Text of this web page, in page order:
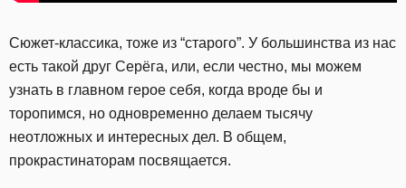
Сюжет-классика, тоже из “старого”. У большинства из нас
есть такой друг Серёга, или, если честно, мы можем
узнать в главном герое себя, когда вроде бы и
торопимся, но одновременно делаем тысячу
неотложных и интересных дел. В общем,
прокрастинаторам посвящается.